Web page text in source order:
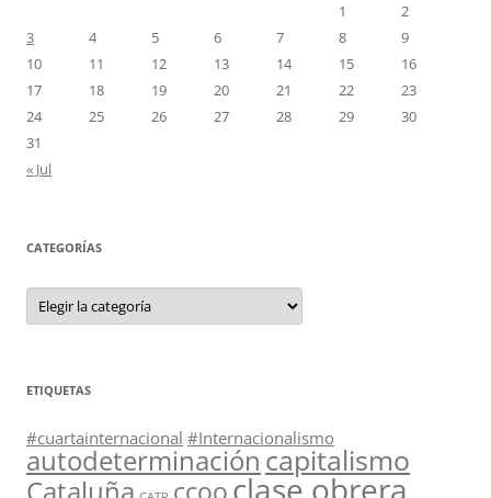
1
2
3
4 5 6 7 8
9
10
11 12 13 14 15
16
17
18 19 20 21 22
23
24
25 26 27 28 29
30
31
« Jul
CATEGORÍAS
Categorías
ETIQUETAS
#cuartainternacional #Internacionalismo
autodeterminación capitalismo
clase obrera